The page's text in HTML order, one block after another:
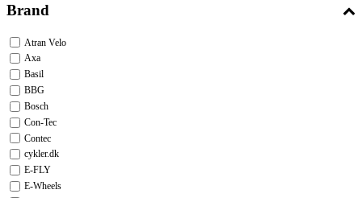
Brand
Atran Velo
Axa
Basil
BBG
Bosch
Con-Tec
Contec
cykler.dk
E-FLY
E-Wheels